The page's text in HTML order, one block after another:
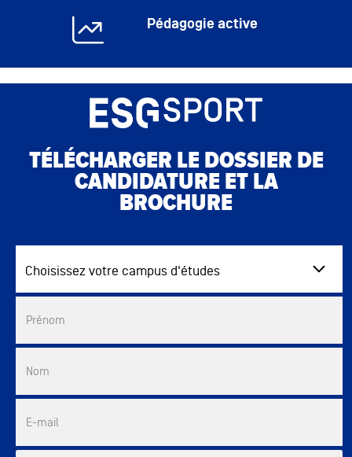
Pédagogie active
TÉLÉCHARGER LE DOSSIER DE
CANDIDATURE ET LA
BROCHURE
Choisissez votre campus d'études
Prénom
Nom
E-mail